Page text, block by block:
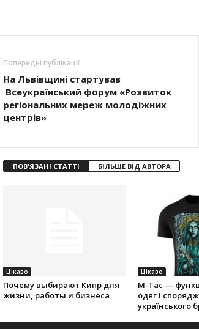
Попередні публікації
На Львівщині стартував
Всеукраїнський форум «Розвиток
регіональних мереж молодіжних
центрів»
ПОВ'ЯЗАНІ СТАТТІ БІЛЬШЕ ВІД АВТОРА
Цікаво
Почему выбирают Кипр для
жизни, работы и бизнеса
Цікаво
M-Tac —
одяг і
українського